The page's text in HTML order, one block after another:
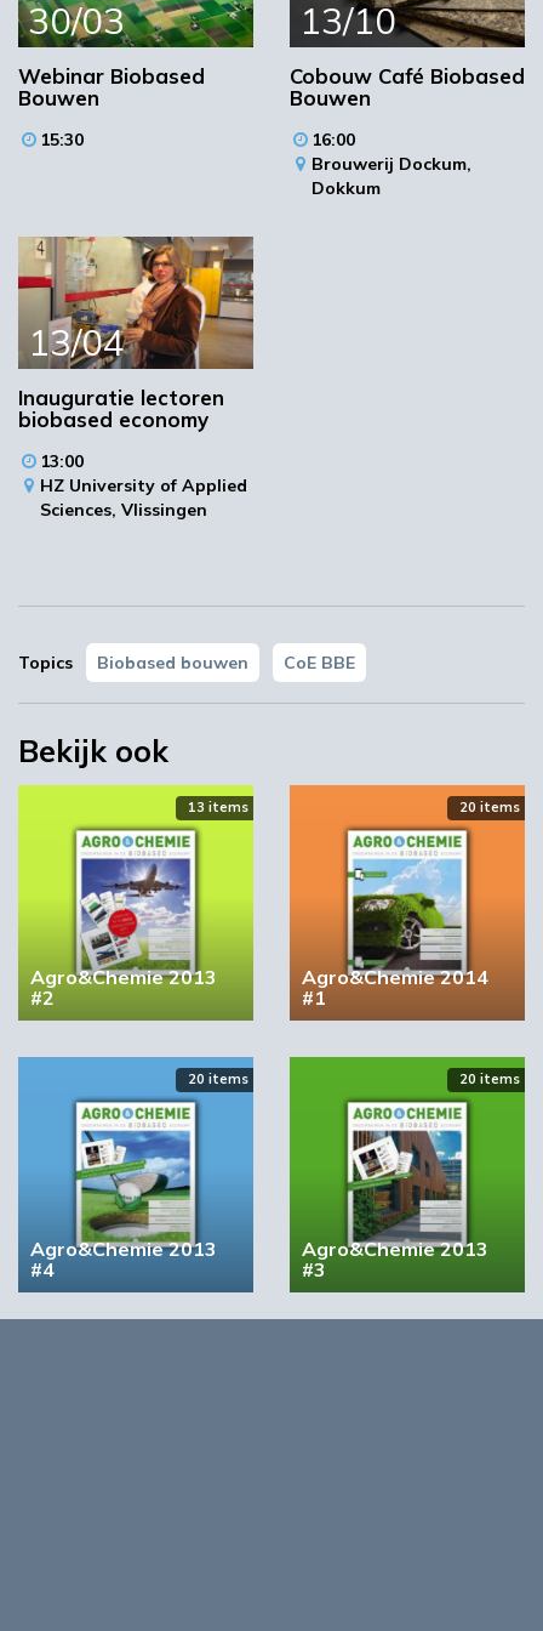
meerdere aspecten van biobased bouwen
worden belicht.
Beeld: Shot by Sylla
Programma
13:30
Aftrap door Willem Böttger, Lector
Biobased Bouwen
14:00 Eerste ronde workshops/presentaties
15:00
Tweede ronde
workshops/presentaties
16:00 Derde ronde workshops/presentaties
St. Joost School of Art & Design
Parallelweg 21
5223 AL 's-Hertogenbosch
Plan je route
30/03
Webinar Biobased
Bouwen
15:30
13/10
Cobouw Café Biobased
Bouwen
16:00
Brouwerij Dockum,
Dokkum
13/04
Inauguratie lectoren
biobased economy
13:00
HZ University of Applied
Sciences, Vlissingen
Topics Biobased bouwen CoE BBE
Bekijk ook
13 items
Agro&Chemie 2013
#2
20 items
Agro&Chemie 2014
#1
20 items
Agro&Chemie 2013
#4
20 items
Agro&Chemie 2013
#3